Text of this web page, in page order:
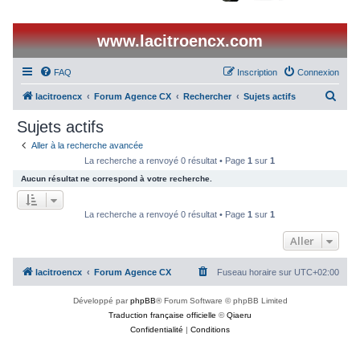
www.lacitroencx.com
FAQ Connexion
Inscription
lacitroencx Forum Agence CX Rechercher Sujets actifs
h
e
r
Sujets actifs
Aller à la recherche avancée
La recherche a renvoyé 0 résultat • Page1 sur1
Aucun résultat ne correspond à votre recherche.
La recherche a renvoyé 0 résultat • Page1 sur1
Aller
lacitroencx Forum Agence CX Fuseau horaire sur UTC+02:00
Développé parphpBB® Forum Software © phpBB Limited
Traduction française officielle ©Qiaeru
Confidentialité | Conditions